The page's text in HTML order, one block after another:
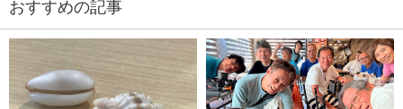
おすすめの記事